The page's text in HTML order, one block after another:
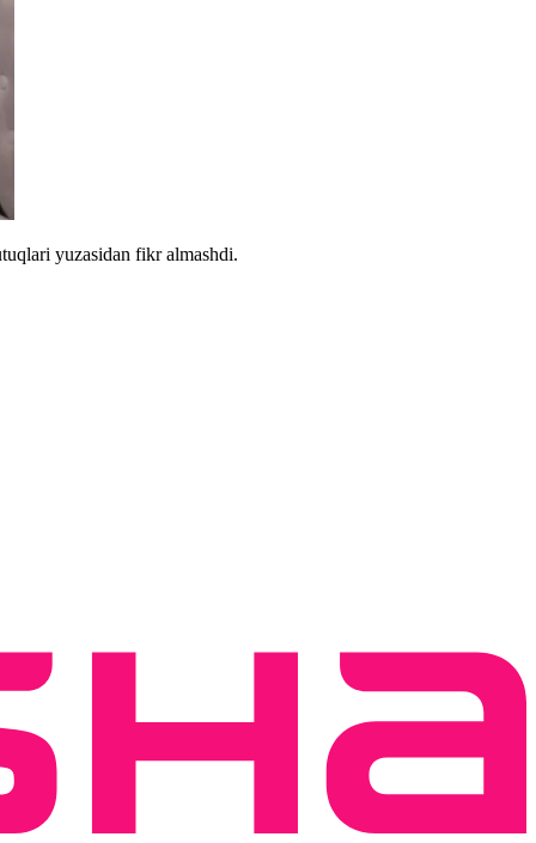
yuzasidan fikr almashdi.